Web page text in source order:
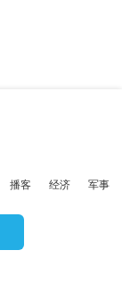
播客 经济 军事